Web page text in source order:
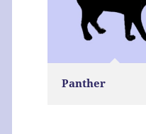
Panther